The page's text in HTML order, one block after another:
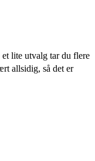
lite utvalg tar du flere
allsidig, så det er